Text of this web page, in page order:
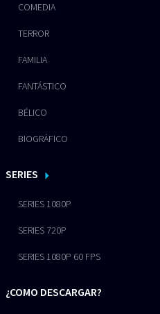
COMEDIA
TERROR
FAMILIA
FANTÁSTICO
BÉLICO
BIOGRÁFICO
SERIES
SERIES 1080P
SERIES 720P
SERIES 1080P 60 FPS
¿COMO DESCARGAR?